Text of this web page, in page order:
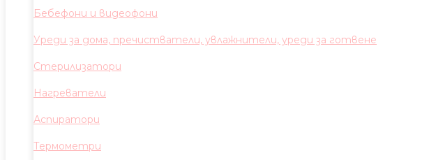
Бебефони и видеофони
Уреди за дома, пречистватели, увлажнители, уреди за готвене
Стерилизатори
Нагреватели
Аспиратори
Термометри